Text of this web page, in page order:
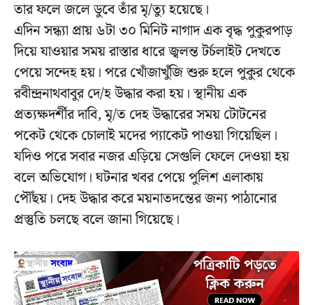
তার ফলে জলে ডুবে তাঁর মৃ/ত্যু হয়েছে।
এদিন সন্ধ্যা প্রায় ৬টা ৩০ মিনিট নাগাদ এক বৃদ্ধ পুকুরপাড়
দিয়ে যাওয়ার সময় রাস্তার ধারে জ্বলন্ত টর্চলাইট দেখতে
পেয়ে সন্দেহ হয়। পরে খোঁজাখুঁজি শুরু হলে পুকুর থেকে
রবীন্দ্রনাথবাবুর দে/হ উদ্ধার করা হয়। স্থানীয় এক
প্রত্যক্ষদর্শীর দাবি, মৃ/ত দেহ উদ্ধারের সময় টোটনের
পকেট থেকে চোলাই মদের প্যাকেট পাওয়া গিয়েছিল।
যদিও পরে সবার নজর এড়িয়ে সেগুলি ফেলে দেওয়া হয়
বলে অভিযোগ। ঘটনার খবর পেয়ে পুলিশ এলাকায়
পৌঁছয়। দেহ উদ্ধার করে ময়নাতদন্তের জন্য পাঠানোর
প্রস্তুতি চলছে বলে জানা গিয়েছে।